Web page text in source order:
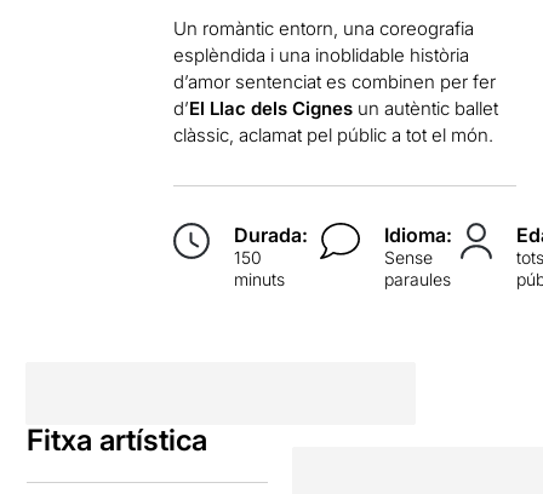
Un romàntic entorn, una coreografia
esplèndida i una inoblidable història
d’amor sentenciat es combinen per fer
d’El Llac dels Cignes un autèntic ballet
clàssic, aclamat pel públic a tot el món.
Durada:
150
minuts
Idioma:
Sense
paraules
Fitxa artística